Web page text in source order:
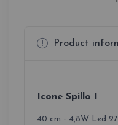
Product
Icone Spillo 1
40 cm - 4,8W Led